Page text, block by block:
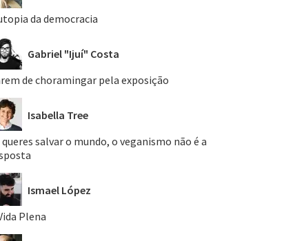
da democracia
Gabriel "Ijuí" Costa
de choramingar pela exposição
Isabella Tree
queres salvar o mundo, o veganismo não é a
Ismael López
Plena